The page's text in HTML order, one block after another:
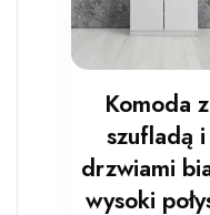
Komoda z
szufladą i
drzwiami
wysoki